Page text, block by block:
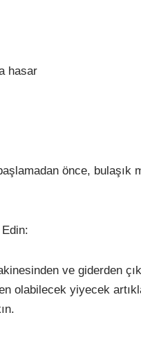
hasar
önce, bulaşık
ve giderden
olabilecek yiyecek